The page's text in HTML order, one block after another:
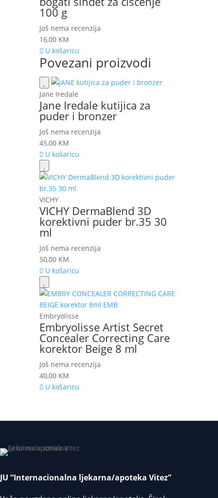
100 g
Još nema recenzija
16,00 KM
U košaricu
Povezani proizvodi
Jane Iredale
Jane Iredale kutijica za
puder i bronzer
Još nema recenzija
45,00 KM
U košaricu
VICHY
VICHY DermaBlend 3D
korektivni puder br.35 30
ml
Još nema recenzija
50,00 KM
U košaricu
Embryolisse
Embryolisse Artist Secret
Concealer Correcting Care
korektor Beige 8 ml
Još nema recenzija
40,00 KM
U košaricu
JU “Internacionalna ljekarna/apoteka Vitez”